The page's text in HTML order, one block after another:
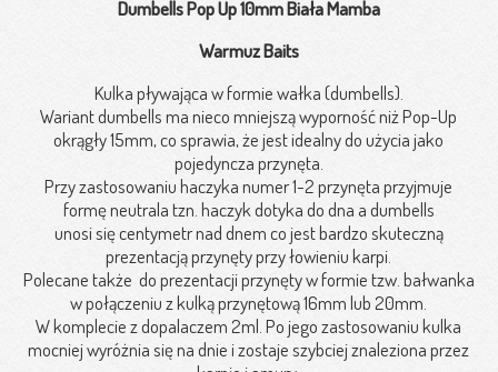
Dumbells Pop Up 10mm Biała Mamba
Warmuz Baits
Kulka pływająca w formie wałka (dumbells).
Wariant dumbells ma nieco mniejszą wyporność niż Pop-Up
okrągły 15mm, co sprawia, że jest idealny do użycia jako
pojedyncza przynęta.
Przy zastosowaniu haczyka numer 1-2 przynęta przyjmuje
formę neutrala tzn. haczyk dotyka do dna a dumbells
unosi się centymetr nad dnem co jest bardzo skuteczną
prezentacją przynęty przy łowieniu karpi.
Polecane także do prezentacji przynęty w formie tzw. bałwanka
w połączeniu z kulką przynętową 16mm lub 20mm.
W komplecie z dopalaczem 2ml. Po jego zastosowaniu kulka
mocniej wyróżnia się na dnie i zostaje szybciej znaleziona przez